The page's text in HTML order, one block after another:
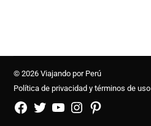
© 2026 Viajando por Perú
Política de privacidad y términos de uso
FB
TW YouTubeInstagramPinterest